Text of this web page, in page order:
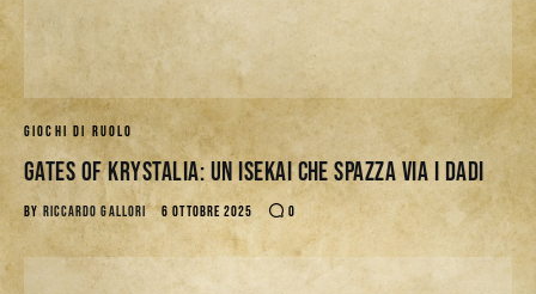
GIOCHI DI RUOLO
Gates of Krystalia: Un Isekai che spazza via i dadi
BY RICCARDO GALLORI 6 OTTOBRE 2025 0